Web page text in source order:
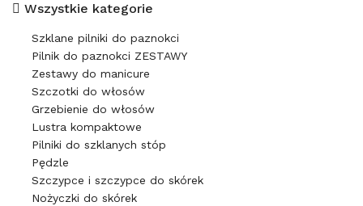
Wszystkie kategorie
Szklane pilniki do paznokci
Pilnik do paznokci ZESTAWY
Zestawy do manicure
Szczotki do włosów
Grzebienie do włosów
Lustra kompaktowe
Pilniki do szklanych stóp
Pędzle
Szczypce i szczypce do skórek
Nożyczki do skórek